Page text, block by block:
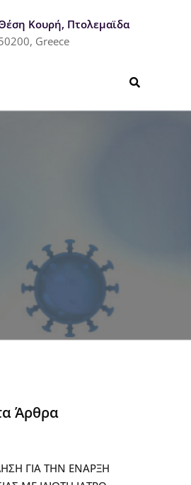
Κουρή, Πτολεμαϊδα
Greece
Άρθρα
ΓΙΑ ΤΗΝ ΕΝΑΡΞΗ